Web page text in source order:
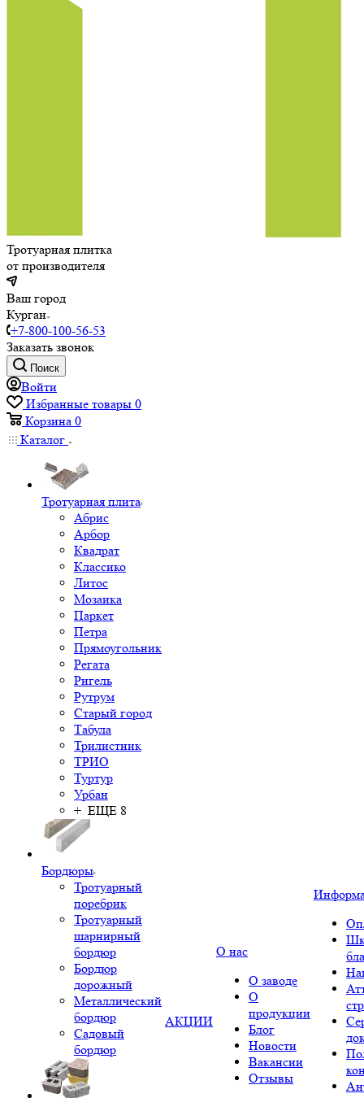
Тротуарная плитка
от производителя
Ваш город
Курган
+7-800-100-56-53
Заказать звонок
Поиск
Войти
Избранные товары 0
Корзина 0
Каталог
Тротуарная плита
Абрис
Арбор
Квадрат
Классико
Литос
Мозаика
Паркет
Петра
Прямоугольник
Регата
Ригель
Рутрум
Старый город
Табула
Трилистник
ТРИО
Туртур
Урбан
+ ЕЩЕ 8
Бордюры
Тротуарный
поребрик
Тротуарный
шарнирный
бордюр
Бордюр
дорожный
Металлический
бордюр
Садовый
бордюр
АКЦИИ
О нас
О заводе
О
продукции
Блог
Новости
Вакансии
Отзывы